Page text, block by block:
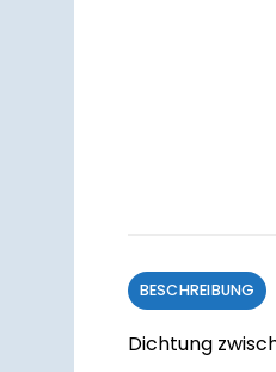
BESCHREIBUNG
Dichtung